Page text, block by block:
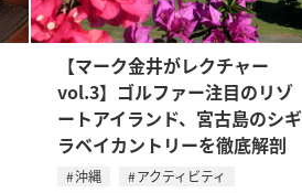
【マーク金井がレクチャー
vol.3】ゴルファー注目のリゾ
ートアイランド、宮古島のシギ
ラベイカントリーを徹底解剖
沖縄
アクティビティ